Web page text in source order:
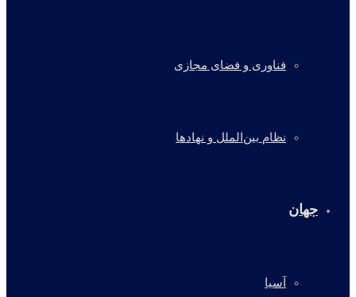
فناوری و فضای مجازی
نظام بین‌الملل و نهادها
جهان
آسیا